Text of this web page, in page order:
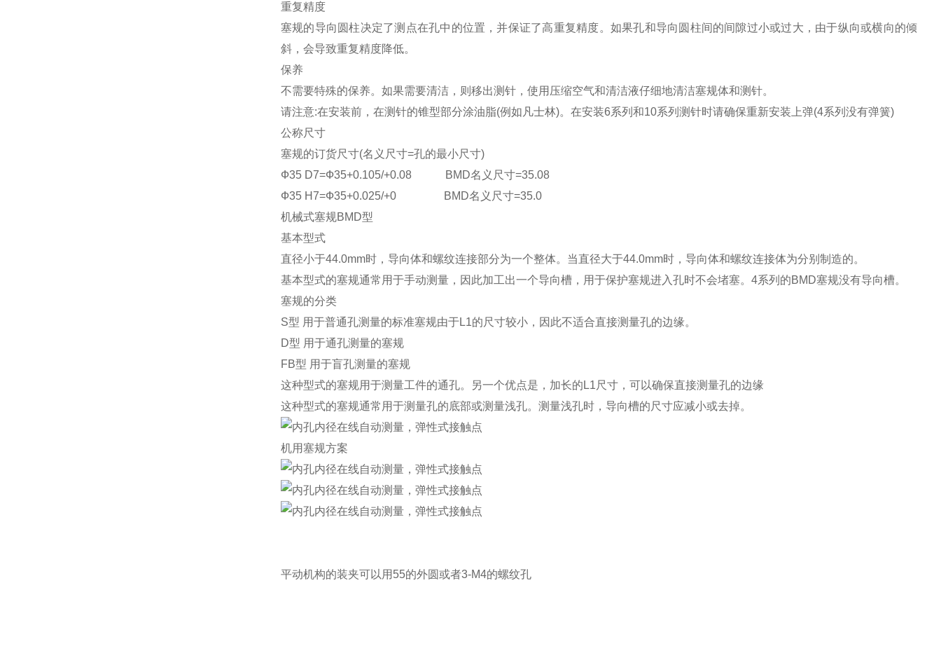
重复精度
塞规的导向圆柱决定了测点在孔中的位置，并保证了高重复精度。如果孔和导向圆柱间的间隙过小或过大，由于纵向或横向的倾
斜，会导致重复精度降低。
保养
不需要特殊的保养。如果需要清洁，则移出测针，使用压缩空气和清洁液仔细地清洁塞规体和测针。
请注意:在安装前，在测针的锥型部分涂油脂(例如凡士林)。在安装6系列和10系列测针时请确保重新安装上弹(4系列没有弹簧)
公称尺寸
塞规的订货尺寸(名义尺寸=孔的最小尺寸)
Ф35 D7=Ф35+0.105/+0.08 BMD名义尺寸=35.08
Ф35 H7=Ф35+0.025/+0 BMD名义尺寸=35.0
机械式塞规BMD型
基本型式
直径小于44.0mm时，导向体和螺纹连接部分为一个整体。当直径大于44.0mm时，导向体和螺纹连接体为分别制造的。
基本型式的塞规通常用于手动测量，因此加工出一个导向槽，用于保护塞规进入孔时不会堵塞。4系列的BMD塞规没有导向槽。
塞规的分类
S型 用于普通孔测量的标准塞规由于L1的尺寸较小，因此不适合直接测量孔的边缘。
D型 用于通孔测量的塞规
FB型 用于盲孔测量的塞规
这种型式的塞规用于测量工件的通孔。另一个优点是，加长的L1尺寸，可以确保直接测量孔的边缘
这种型式的塞规通常用于测量孔的底部或测量浅孔。测量浅孔时，导向槽的尺寸应减小或去掉。
机用塞规方案
平动机构的装夹可以用55的外圆或者3-M4的螺纹孔